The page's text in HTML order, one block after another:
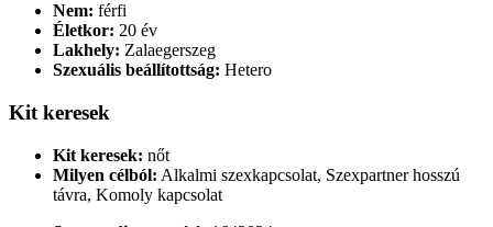
Nem: férfi
Életkor: 20 év
Lakhely: Zalaegerszeg
Szexuális beállítottság: Hetero
Kit keresek
Kit keresek: nőt
Milyen célból: Alkalmi szexkapcsolat, Szexpartner hosszú
távra, Komoly kapcsolat